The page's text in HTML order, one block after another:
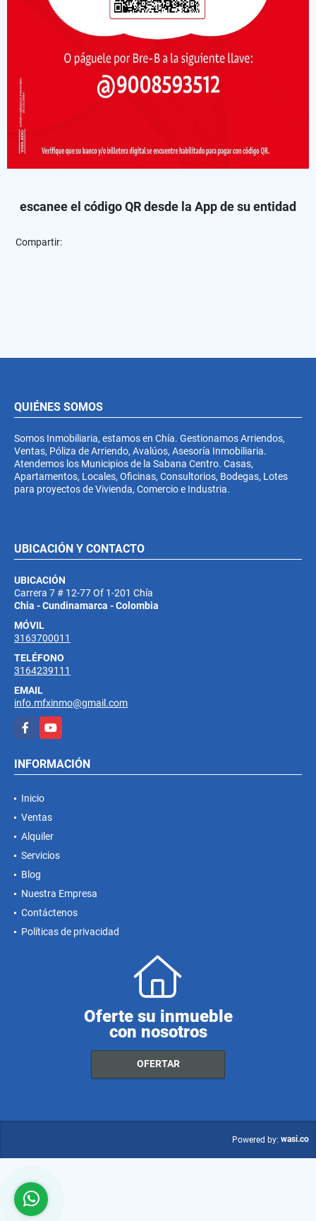
escanee el código QR desde la App de su entidad
Compartir:
QUIÉNES SOMOS
Somos Inmobiliaria, estamos en Chía. Gestionamos Arriendos,
Ventas, Póliza de Arriendo, Avalúos, Asesoría Inmobiliaria.
Atendemos los Municipios de la Sabana Centro. Casas,
Apartamentos, Locales, Oficinas, Consultorios, Bodegas, Lotes
para proyectos de Vivienda, Comercio e Industria.
UBICACIÓN Y CONTACTO
UBICACIÓN
Carrera 7 # 12-77 Of 1-201 Chía
Chia - Cundinamarca - Colombia
MÓVIL
3163700011
TELÉFONO
3164239111
EMAIL
info.mfxinmo@gmail.com
FacebookYouTube
INFORMACIÓN
Inicio
Ventas
Alquiler
Servicios
Blog
Nuestra Empresa
Contáctenos
Políticas de privacidad
Oferte su inmueble
con nosotros
OFERTAR
Powered by: wasi.co